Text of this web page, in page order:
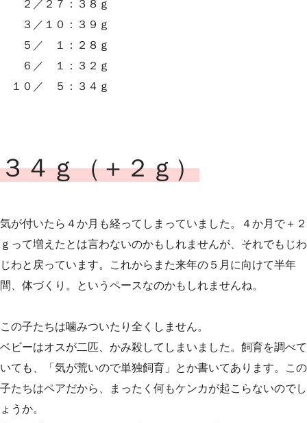
２／２７：３８ｇ
３／１０：３９ｇ
５／ １：２８ｇ
６／ １：３２ｇ
１０／ ５：３４ｇ
３４ｇ（＋２ｇ）
気が付いたら４か月も経ってしまっていました。４か月で＋２
ｇって増えたとは言わないのかもしれませんが、それでもじわ
じわと戻っています。これからまた来年の５月に向けて半年
間、体づくり。というペースなのかもしれませんね。
この子たちは噛みついたり全くしません。
ベビーはオスが二匹、かみ殺してしまいました。飼育を調べて
いても、「気が荒いので単独飼育」とか書いてあります。この
子たちはペアだから、まったく何もケンカが起こらないのでし
ょうか。